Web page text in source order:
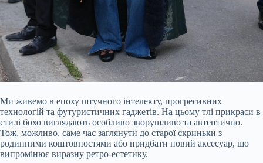
Ми живемо в епоху штучного інтелекту, прогресивних
технологій та футуристичних гаджетів. На цьому тлі прикраси в
стилі бохо виглядають особливо зворушливо та автентично.
Тож, можливо, саме час заглянути до старої скриньки з
родинними коштовностями або придбати новий аксесуар, що
випромінює виразну ретро-естетику.